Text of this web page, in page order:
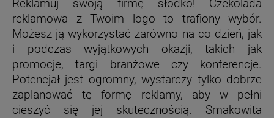
Reklamuj swoją firmę słodko! Czekolada
reklamowa z Twoim logo to trafiony wybór.
Możesz ją wykorzystać zarówno na co dzień, jak
i podczas wyjątkowych okazji, takich jak
promocje, targi branżowe czy konferencje.
Potencjał jest ogromny, wystarczy tylko dobrze
zaplanować tę formę reklamy, aby w pełni
cieszyć się jej skutecznością. Smakowita